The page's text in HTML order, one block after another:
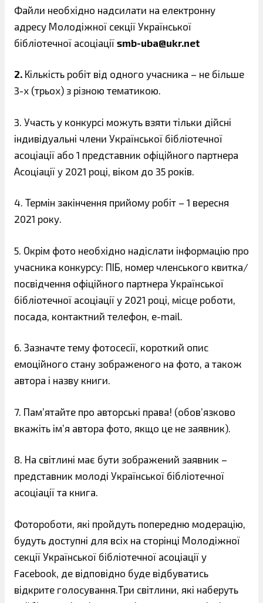
Файли необхідно надсилати на електронну
адресу Молодіжної секції Української
бібліотечної асоціації smb-uba@ukr.net
2. Кількість робіт від одного учасника – не більше
3-х (трьох) з різною тематикою.
3. Участь у конкурсі можуть взяти тільки дійсні
індивідуальні члени Української бібліотечної
асоціації або 1 представник офіційного партнера
Асоціації у 2021 році, віком до 35 років.
4. Термін закінчення прийому робіт – 1 вересня
2021 року.
5. Окрім фото необхідно надіслати інформацію про
учасника конкурсу: ПІБ, номер членського квитка/
посвідчення офіційного партнера Української
бібліотечної асоціації у 2021 році, місце роботи,
посада, контактний телефон, e-mail.
6. Зазначте тему фотосесії, короткий опис
емоційного стану зображеного на фото, а також
автора і назву книги.
7. Пам’ятайте про авторські права! (обов’язково
вкажіть ім’я автора фото, якщо це не заявник).
8. На світлині має бути зображений заявник –
представник молоді Української бібліотечної
асоціації та книга.
Фотороботи, які пройдуть попередню модерацію,
будуть доступні для всіх на сторінці Молодіжної
секції Української бібліотечної асоціації у
Facebook, де відповідно буде відбуватись
відкрите голосування.Три світлини, які наберуть